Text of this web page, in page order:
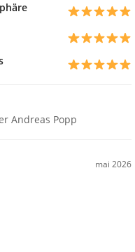
Andreas Popp
mai 2026